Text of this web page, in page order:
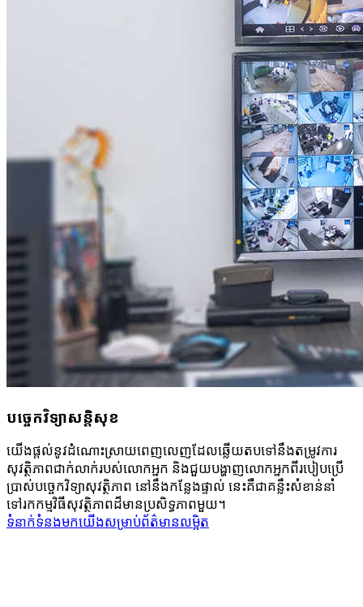
បច្ចេកវិទ្យា​សន្តិសុខ
យើង​ផ្តល់នូវ​ដំណោះស្រាយ​ពេញលេញ​ដែល​ឆ្លើយតប​ទៅនឹង​តម្រូវការ​
សុវត្ថិភាព​ជាក់លាក់​របស់​លោកអ្នក និងជួយ​បង្ហាញ​លោកអ្នក​ពី​របៀប​ប្រើ
ប្រាស់​បច្ចេកវិទ្យា​សុវត្ថិភាព នៅនឹង​កន្លែងផ្ទាល់ នេះ​គឺជា​គន្លឹះ​សំខាន់​នាំ
ទៅរក​កម្មវិធី​សុវត្ថិភាព​ដ៏មាន​ប្រសិទ្ធភាព​មួយ។
ទំនាក់​ទំនង​មក​យើង​សម្រាប់​ព័ត៌មាន​លម្អិត